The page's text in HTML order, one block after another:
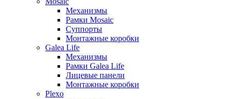
Механизмы
Рамки Mosaic
Суппорты
Монтажные коробки
Galea Life
Механизмы
Рамки Galea Life
Лицевые панели
Монтажные коробки
Plexo